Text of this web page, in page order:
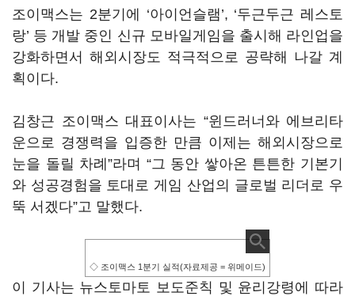
조이맥스는 2분기에 ‘아이언슬램’, ‘두근두근 레스토
랑’ 등 개발 중인 신규 모바일게임을 출시해 라인업을
강화하면서 해외시장도 적극적으로 공략해 나갈 계
획이다.
김창근 조이맥스 대표이사는 “윈드러너와 에브리타
운으로 경쟁력을 입증한 만큼 이제는 해외시장으로
눈을 돌릴 차례”라며 “그 동안 쌓아온 튼튼한 기본기
와 성공경험을 토대로 게임 산업의 글로벌 리더로 우
뚝 서겠다”고 말했다.
◇ 조이맥스 1분기 실적(자료제공 = 위메이드)
이 기사는 뉴스토마토 보도준칙 및 윤리강령에 따라